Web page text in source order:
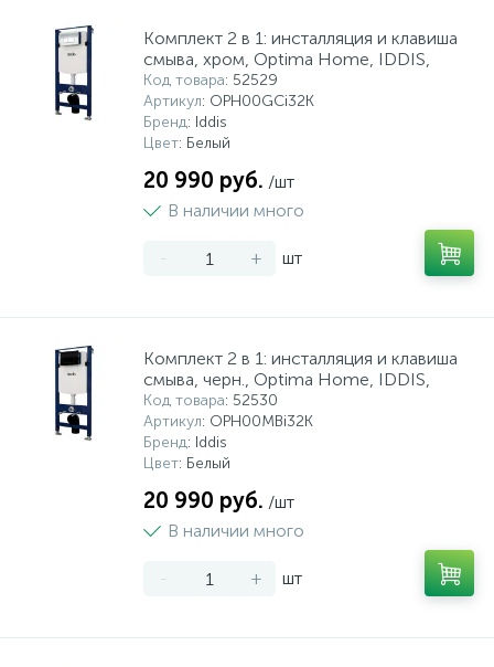
Комплект 2 в 1: инсталляция и клавиша
смыва, хром, Optima Home, IDDIS,
Код товара: 52529
Артикул: OPH00GCi32K
Бренд: Iddis
Цвет: Белый
20 990 руб. /шт
В наличии много
- + шт
Комплект 2 в 1: инсталляция и клавиша
смыва, черн., Optima Home, IDDIS,
Код товара: 52530
Артикул: OPH00MBi32K
Бренд: Iddis
Цвет: Белый
20 990 руб. /шт
В наличии много
- + шт
Печи
Расширительные баки для отопления и ГВС
Теплоносители и антифризы
Циркуляционные насосы для гелиоустановок
Системы управления и принадлежности для
насосов
Коммерческие насосы
Бытовые насосы
Центробежные in-line насосы
Паковочные и уплотнительные материалы
Гофрированные нержавеющие системы
Медные системы под пайку
Контрольно-измерительные приборы
Крепеж и аксессуары
Диспенсеры
Корпуса для механических фильтров
Системы контроля протечки воды
Мультипатронные фильтры
Комплектующие для систем водоподготовки
Фильтры механической очистки
Фильтры под мойку